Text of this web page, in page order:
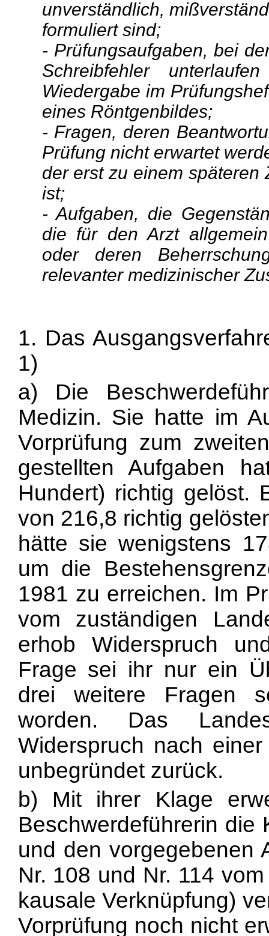
unverständlich,
formuliert sind;
- Prüfungsaufgaben, bei
Schreibfehler
Wiedergabe im
eines Röntgenbildes;
- Fragen, deren
Prüfung nicht erwartet
der erst zu einem späteren
ist;
- Aufgaben, die
die für den Arzt
oder deren
relevanter medizinischer
1. Das
1)
a) Die
Medizin. Sie hatte im
Vorprüfung zum
gestellten Aufgaben
Hundert) richtig gelöst.
von 216,8 richtig
hätte sie wenigstens
um die
1981 zu erreichen. Im
vom zuständigen
erhob Widerspruch
Frage sei ihr nur ein
drei weitere Fragen
worden. Das
Widerspruch nach
unbegründet zurück.
b) Mit ihrer Klage
Beschwerdeführerin die
und den vorgegebenen
Nr. 108 und Nr. 114
kausale Verknüpfung)
Vorprüfung noch nicht